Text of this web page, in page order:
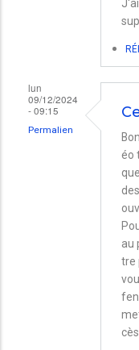
activé
Nicolas
lun
09/12/2024
- 09:15
Permalien
éo
au
tre